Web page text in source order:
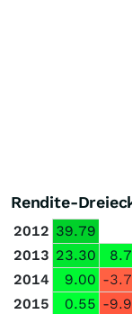
Rendite-
2012 39.79
2013 23.30
2014
9.00 -
2015
0.55 -